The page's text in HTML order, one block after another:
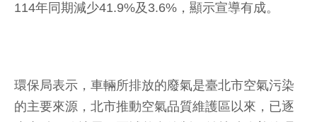
114年同期減少41.9%及3.6%，顯示宣導有成。
環保局表示，車輛所排放的廢氣是臺北市空氣污染
的主要來源，北市推動空氣品質維護區以來，已逐